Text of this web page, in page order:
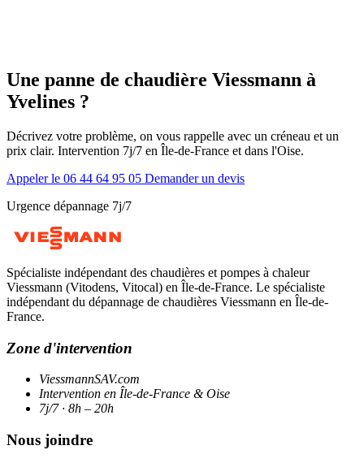
Une panne de chaudière Viessmann à
Yvelines ?
Décrivez votre problème, on vous rappelle avec un créneau et un
prix clair. Intervention 7j/7 en Île-de-France et dans l'Oise.
Appeler le 06 44 64 95 05 Demander un devis
Urgence dépannage 7j/7
Spécialiste indépendant des chaudières et pompes à chaleur
Viessmann (Vitodens, Vitocal) en Île-de-France. Le spécialiste
indépendant du dépannage de chaudières Viessmann en Île-de-
France.
Zone d'intervention
ViessmannSAV.com
Intervention en Île-de-France & Oise
7j/7 · 8h – 20h
Nous joindre